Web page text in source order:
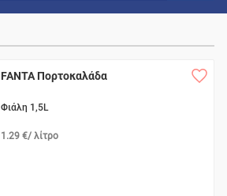
FANTA Πορτοκαλάδα
Φιάλη 1,5L
1.29 €/ λίτρο